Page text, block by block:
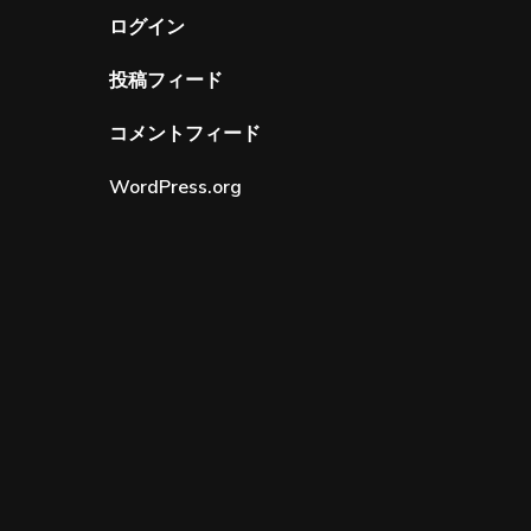
ログイン
投稿フィード
コメントフィード
WordPress.org